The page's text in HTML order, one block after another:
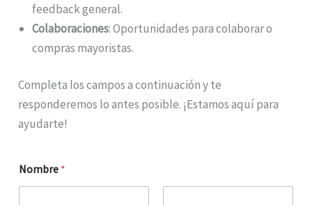
feedback general.
Colaboraciones: Oportunidades para colaborar o
compras mayoristas.
Completa los campos a continuación y te
responderemos lo antes posible. ¡Estamos aquí para
ayudarte!
Nombre *